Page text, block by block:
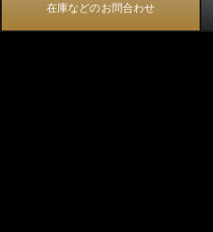
在庫などのお問合わせ